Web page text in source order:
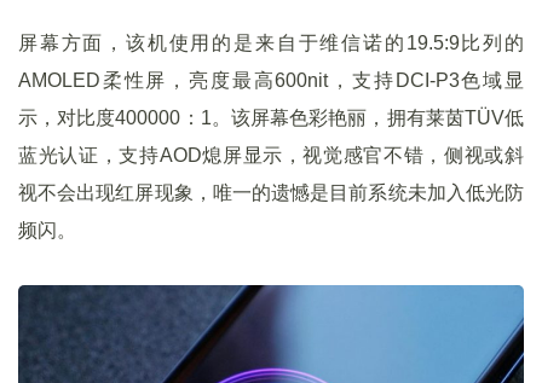
屏幕方面，该机使用的是来自于维信诺的19.5:9比列的
AMOLED柔性屏，亮度最高600nit，支持DCI-P3色域显
示，对比度400000：1。该屏幕色彩艳丽，拥有莱茵TÜV低
蓝光认证，支持AOD熄屏显示，视觉感官不错，侧视或斜
视不会出现红屏现象，唯一的遗憾是目前系统未加入低光防
频闪。